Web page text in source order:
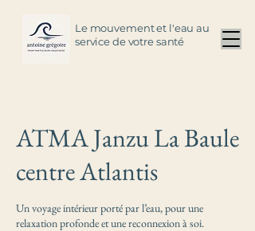
Le mouvement et l'eau au
service de votre santé
ATMA Janzu La Baule
centre Atlantis
Un voyage intérieur porté par l’eau, pour une
relaxation profonde et une reconnexion à soi.